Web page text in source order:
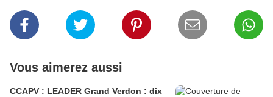
Vous aimerez aussi
CCAPV : LEADER Grand Verdon : dix